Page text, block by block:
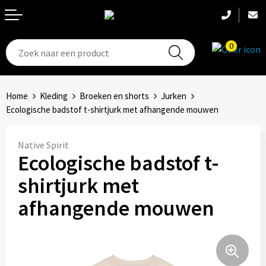
0
T-Shirts
Broeken en shorts
Schoenen
Badtextiel
Jassen
Hoeden
Hoofdbanden
Sets
Bandanas
Accessoires
Aanstekers
Anti-stress
Elektronica, Gadgets en USB
Feestartikelen
Fitness
Home Kleding Broeken en shorts
Jurken
Ecologische badstof t-shirtjurk met afhangende mouwen
Native Spirit
Ecologische badstof t-
shirtjurk met
afhangende mouwen